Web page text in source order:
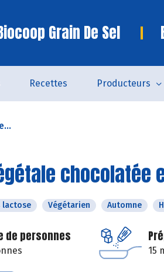
Grain De Sel
Recettes Producteurs
chocolatée
lactose Végétarien Automne
de personnes
15